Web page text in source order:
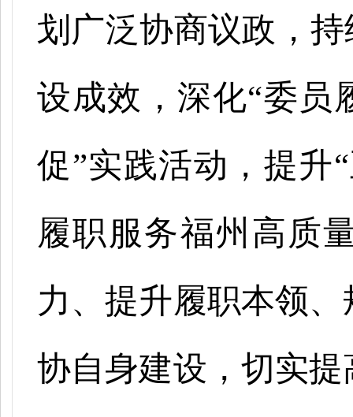
划广泛协商议政，
设成效，深化“委员
促”实践活动，提升
履职服务福州高质
力、提升履职本领
协自身建设，切实